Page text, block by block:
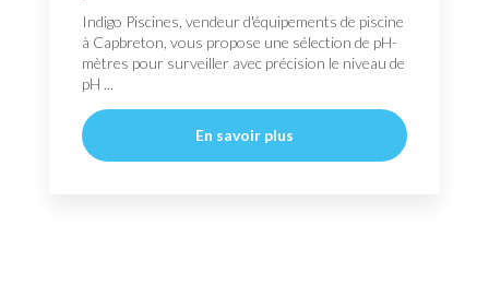
Indigo Piscines, vendeur d'équipements de piscine
à Capbreton, vous propose une sélection de pH-
mètres pour surveiller avec précision le niveau de
pH ...
En savoir plus